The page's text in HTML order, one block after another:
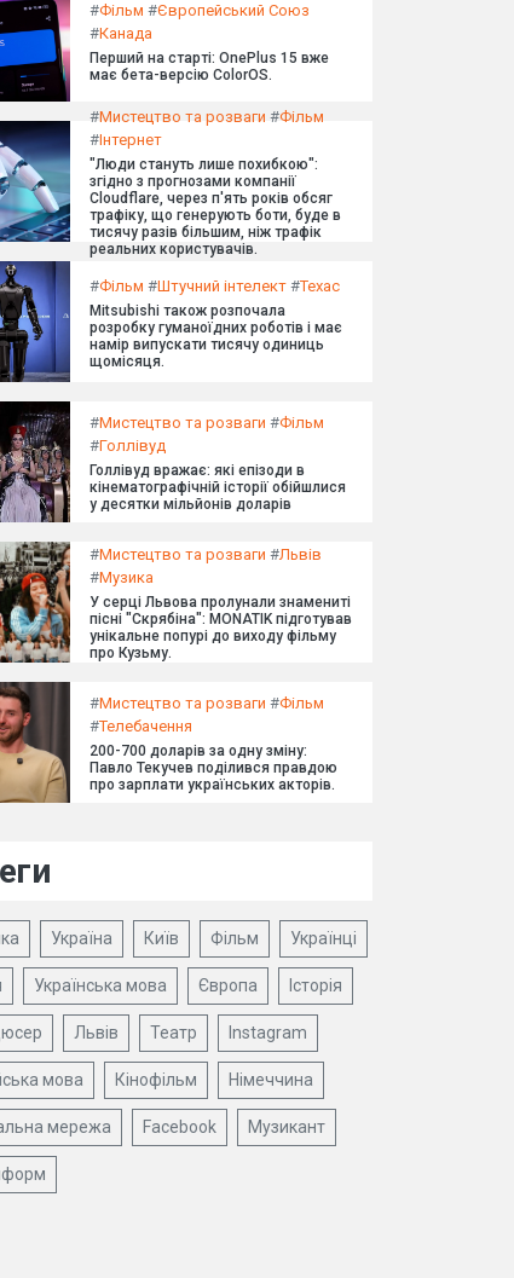
#Фільм #Європейський Союз
#Канада
Перший на старті: OnePlus 15 вже
має бета-версію ColorOS.
#Мистецтво та розваги #Фільм
#Інтернет
"Люди стануть лише похибкою":
згідно з прогнозами компанії
Cloudflare, через п'ять років обсяг
трафіку, що генерують боти, буде в
тисячу разів більшим, ніж трафік
реальних користувачів.
#Фільм #Штучний інтелект #Техас
Mitsubishi також розпочала
розробку гуманоїдних роботів і має
намір випускати тисячу одиниць
щомісяця.
#Мистецтво та розваги #Фільм
#Голлівуд
Голлівуд вражає: які епізоди в
кінематографічній історії обійшлися
у десятки мільйонів доларів
#Мистецтво та розваги #Львів
#Музика
У серці Львова пролунали знамениті
пісні "Скрябіна": MONATIK підготував
унікальне попурі до виходу фільму
про Кузьму.
#Мистецтво та розваги #Фільм
#Телебачення
200-700 доларів за одну зміну:
Павло Текучев поділився правдою
про зарплати українських акторів.
Україна Київ Фільм Українці
Українська мова Європа Історія
Львів Театр Instagram
мова Кінофільм Німеччина
мережа Facebook Музикант